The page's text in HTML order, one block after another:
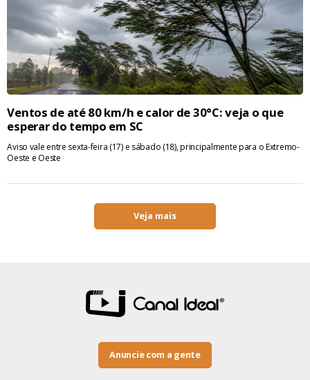
Ventos de até 80 km/h e calor de 30°C: veja o que
esperar do tempo em SC
Aviso vale entre sexta-feira (17) e sábado (18), principalmente para o Extremo-
Oeste e Oeste
Veja mais
Anuncie com a gente